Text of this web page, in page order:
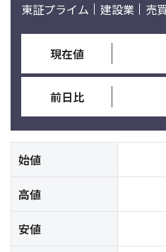
東証プライム 建設業 売
現在値
前日比
始値
高値
安値